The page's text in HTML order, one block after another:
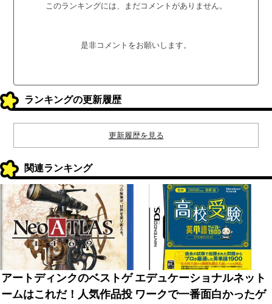
このランキングには、まだコメントがありません。
是非コメントをお願いします。
ランキングの更新履歴
更新履歴を見る
関連ランキング
アートディンクのベストゲ
ームはこれだ！人気作品投
エデュケーショナルネット
ワークで一番面白かったゲ